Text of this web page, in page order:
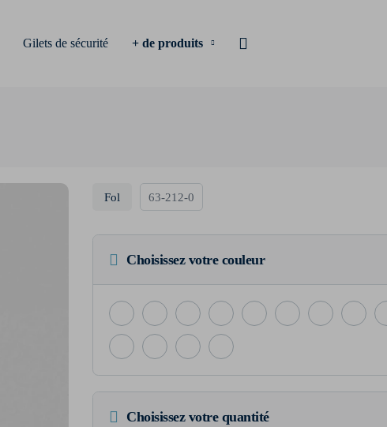
Gilets de sécurité + de produits
Fol 63-212-0
Choisissez votre couleur
Choisissez votre quantité